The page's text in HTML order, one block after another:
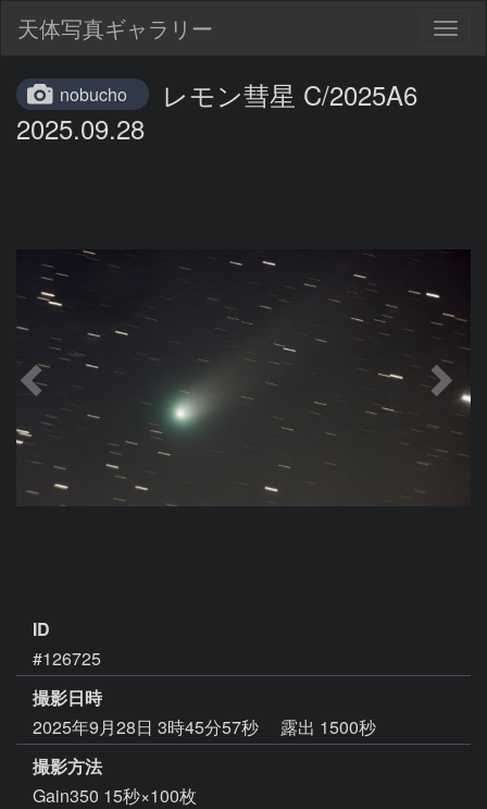
天体写真ギャラリー
nobucho
レモン彗星 C/2025A6
2025.09.28
ID
#126725
撮影日時
2025年9月28日 3時45分57秒
露出 1500秒
撮影方法
Gain350 15秒×100枚